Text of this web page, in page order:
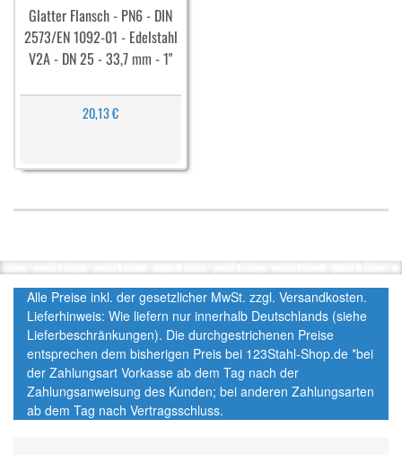
Glatter Flansch - PN6 - DIN
2573/EN 1092-01 - Edelstahl
V2A - DN 25 - 33,7 mm - 1"
20,13 €
Alle Preise inkl. der gesetzlicher MwSt. zzgl. Versandkosten.
Lieferhinweis: Wie liefern nur innerhalb Deutschlands (siehe
Lieferbeschränkungen). Die durchgestrichenen Preise
entsprechen dem bisherigen Preis bei 123Stahl-Shop.de *bei
der Zahlungsart Vorkasse ab dem Tag nach der
Zahlungsanweisung des Kunden; bei anderen Zahlungsarten
ab dem Tag nach Vertragsschluss.